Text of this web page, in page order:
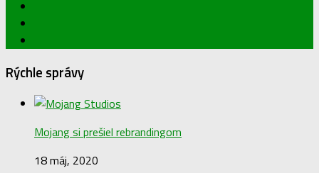
Rýchle správy
Mojang si prešiel rebrandingom
18 máj, 2020